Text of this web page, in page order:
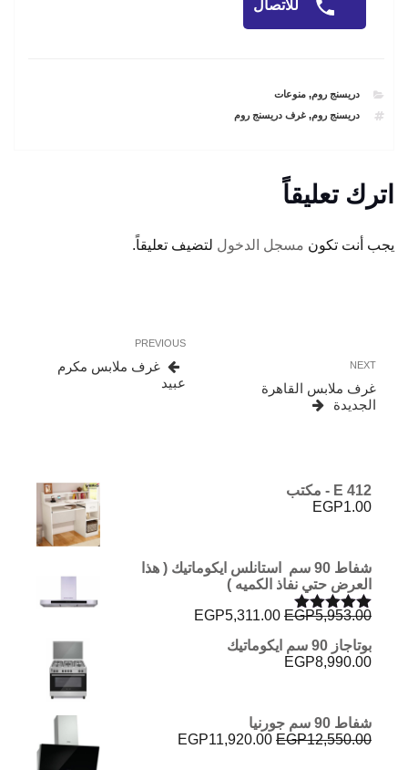
للاتصال
CATEGORIES
دريسنج روم,منوعات
TAGS
دريسنج روم,غرف دريسنج روم
اترك تعليقاً
يجب أنت تكون مسجل الدخول لتضيف تعليقاً.
المقالات
Previous
Post
PREVIOUS
غرف ملابس مكرم
عبيد
Next
Post
NEXT
غرف ملابس القاهرة
الجديدة
E 412 - مكتب
EGP1.00
شفاط 90 سم استانلس ايكوماتيك ( هذا
العرض حتي نفاذ الكميه )
تم التقييم
5.00
من 5
EGP5,953.00
السعر
هو:
EGP5,311.00
بوتاجاز 90 سم ايكوماتيك
EGP8,990.00
شفاط 90 سم جورنيا
EGP12,550.00
السعر
EGP11,920.00